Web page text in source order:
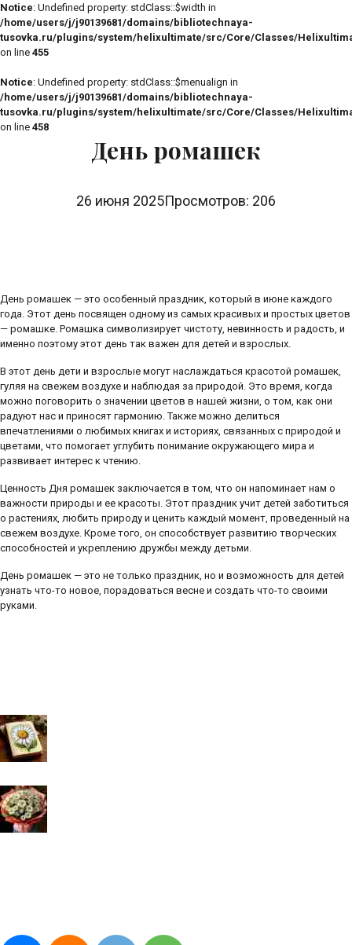
Notice: Undefined property: stdClass::$width in
/home/users/j/j90139681/domains/bibliotechnaya-
tusovka.ru/plugins/system/helixultimate/src/Core/Classes/
on line 455
Notice: Undefined property: stdClass::$menualign in
/home/users/j/j90139681/domains/bibliotechnaya-
tusovka.ru/plugins/system/helixultimate/src/Core/Classes/
on line 458
День ромашек
26 июня 2025Просмотров: 206
День ромашек — это особенный праздник, который в июне каждого
года. Этот день посвящен одному из самых красивых и простых цветов
— ромашке. Ромашка символизирует чистоту, невинность и радость, и
именно поэтому этот день так важен для детей и взрослых.
В этот день дети и взрослые могут наслаждаться красотой ромашек,
гуляя на свежем воздухе и наблюдая за природой. Это время, когда
можно поговорить о значении цветов в нашей жизни, о том, как они
радуют нас и приносят гармонию. Также можно делиться
впечатлениями о любимых книгах и историях, связанных с природой и
цветами, что помогает углубить понимание окружающего мира и
развивает интерес к чтению.
Ценность Дня ромашек заключается в том, что он напоминает нам о
важности природы и ее красоты. Этот праздник учит детей заботиться
о растениях, любить природу и ценить каждый момент, проведенный на
свежем воздухе. Кроме того, он способствует развитию творческих
способностей и укреплению дружбы между детьми.
День ромашек — это не только праздник, но и возможность для детей
узнать что-то новое, порадоваться весне и создать что-то своими
руками.